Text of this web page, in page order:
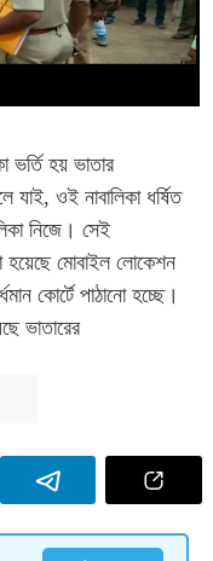
ভর্তি হয় ভাতার
যাই, ওই নাবালিকা ধর্ষিত
নিজে । সেই
মোবাইল লোকেশন
কোর্টে পাঠানো হচ্ছে।
ভাতারের